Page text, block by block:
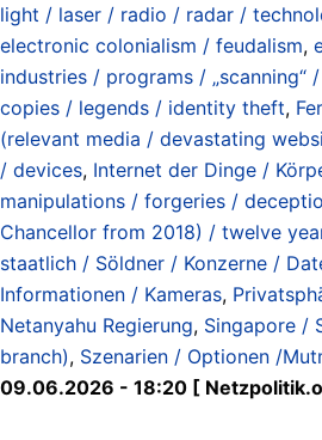
light / laser / radio / radar /
electronic colonialism / feudalism,
industries / programs / „scanning“
copies / legends / identity theft,
(relevant media / devastating
/ devices, Internet der Dinge /
manipulations / forgeries /
Chancellor from 2018) / twelve
staatlich / Söldner / Konzerne /
Informationen / Kameras,
Netanyahu Regierung, Singapore /
branch), Szenarien / Optionen /
09.06.2026 - 18:20 [